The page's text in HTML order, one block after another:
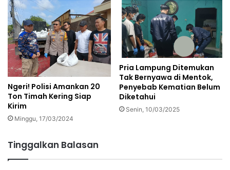
Ngeri! Polisi Amankan 20
Ton Timah Kering Siap
Kirim
Minggu, 17/03/2024
Pria Lampung Ditemukan
Tak Bernyawa di Mentok,
Penyebab Kematian Belum
Diketahui
Senin, 10/03/2025
Tinggalkan Balasan